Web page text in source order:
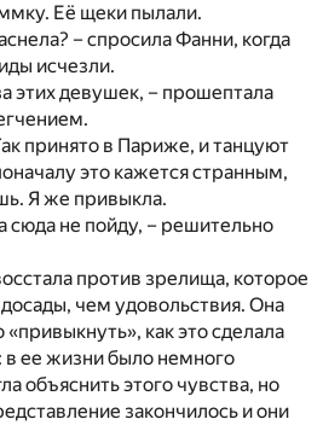
Её щеки пылали.
– спросила Фанни, когда
исчезли.
этих девушек, – прошептала
принято в Париже, и танцуют
это кажется странным,
Я же привыкла.
сюда не пойду, – решительно
против зрелища, которое
чем удовольствия. Она
«привыкнуть», как это сделала
ее жизни было немного
объяснить этого чувства, но
закончилось и они